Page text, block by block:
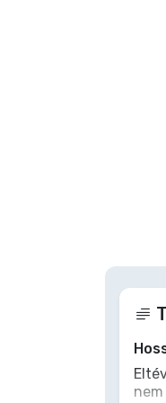
Gamer cuccok
Sportos
Zenés cuccok